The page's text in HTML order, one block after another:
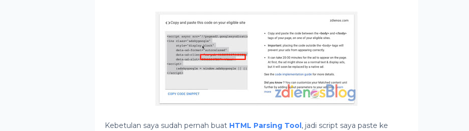
Kebetulan saya sudah pernah buat HTML Parsing Tool, jadi script saya paste ke